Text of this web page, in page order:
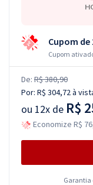
Cupom
Cupom
De: R$ 380,90
Por: R$ 304,72à
ou 12x de R$
Economize R$
Garantia